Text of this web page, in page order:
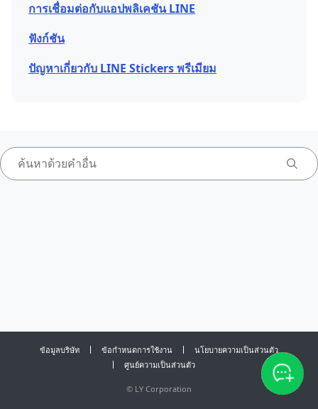
การเชื่อมต่อกับแอปพลิเคชัน LINE
ฟังก์ชัน
ปัญหาเกี่ยวกับ LINE Stickers พรีเมียม
ข้อมูลบริษัท ข้อกำหนดการใช้งาน
นโยบายความเป็นส่วนตัว
ศูนย์ความเป็นส่วนตัว
© LY Corporation